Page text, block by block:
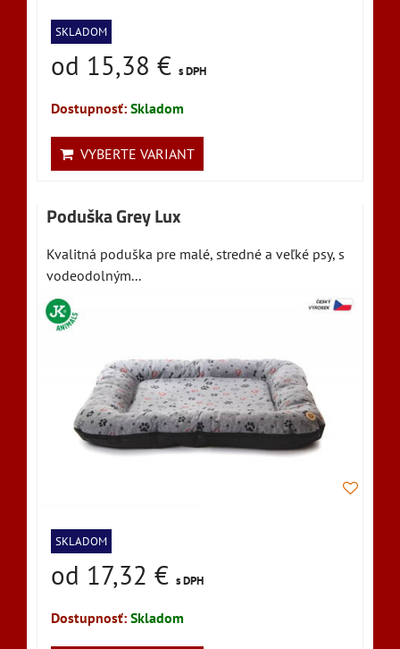
SKLADOM
od 15,38 € s DPH
Dostupnosť: Skladom
VYBERTE VARIANT
Poduška Grey Lux
Kvalitná poduška pre malé, stredné a veľké psy, s
vodeodolným...
SKLADOM
od 17,32 € s DPH
Dostupnosť: Skladom